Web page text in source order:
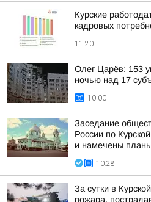
Курские
кадровых
11:20
Олег Царёв: 153
ночью над 17
10:00
Заседание
России по
и намечены
10:28
За сутки в
пожара,